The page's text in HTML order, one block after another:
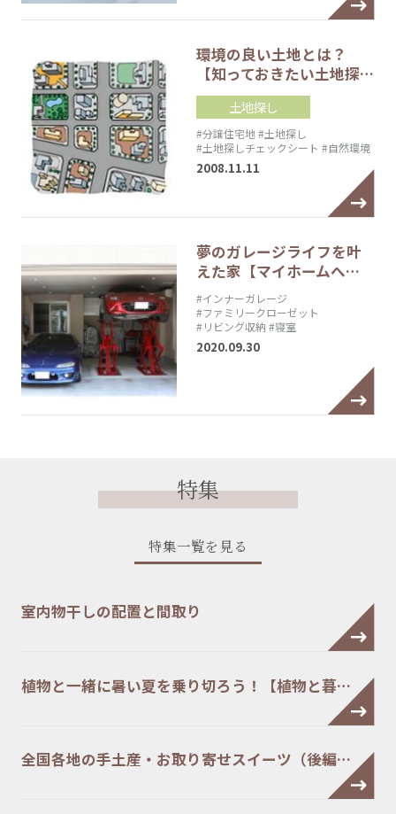
環境の良い土地とは？
【知っておきたい土地探…
土地探し
#分譲住宅地#土地探し
#土地探しチェックシート #自然環境
2008.11.11
夢のガレージライフを叶
えた家【マイホームへ…
#インナーガレージ
#ファミリークローゼット
#リビング収納 #寝室
2020.09.30
特集
特集一覧を見る
室内物干しの配置と間取り
植物と一緒に暑い夏を乗り切ろう！【植物と暮…
全国各地の手土産・お取り寄せスイーツ（後編…